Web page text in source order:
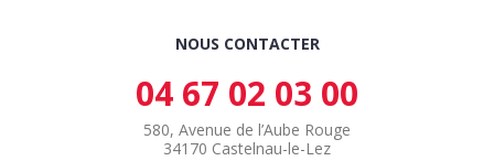
NOUS CONTACTER
04 67 02 03 00
580, Avenue de l’Aube Rouge
34170 Castelnau-le-Lez